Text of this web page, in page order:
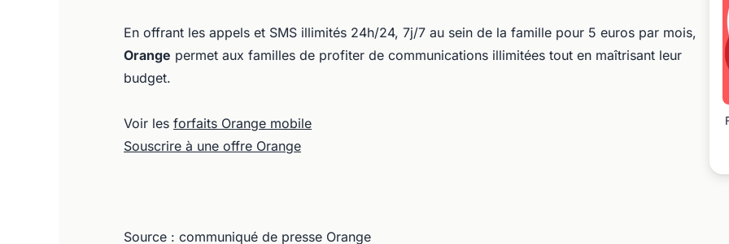
En offrant les appels et SMS illimités 24h/24, 7j/7 au sein de la famille pour 5 euros par mois,
Orange permet aux familles de profiter de communications illimitées tout en maîtrisant leur
budget.
Voir les forfaits Orange mobile
Souscrire à une offre Orange
Source : communiqué de presse Orange